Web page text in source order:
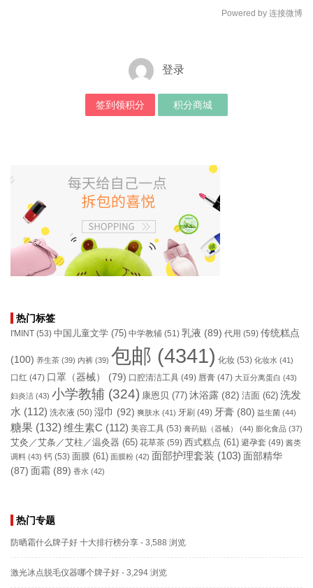
Powered by 连接微博
登录
签到领积分 积分商城
热门标签
I'MINT (53) 中国儿童文学 (75) 中学教辅 (51) 乳液 (89) 代用 (59) 传统糕点
(100) 养生茶 (39) 内裤 (39) 包邮 (4341) 化妆 (53) 化妆水 (41)
口红 (47) 口罩（器械） (79) 口腔清洁工具 (49) 唇膏 (47) 大豆分离蛋白 (43)
妇炎洁 (43) 小学教辅 (324) 康恩贝 (77) 沐浴露 (82) 洁面 (62) 洗发
水 (112) 洗衣液 (50) 湿巾 (92) 爽肤水 (41) 牙刷 (49) 牙膏 (80) 益生菌 (44)
糖果 (132)维生素C (112) 美容工具 (53) 膏药贴（器械） (44) 膨化食品 (37)
艾灸／艾条／艾柱／温灸器 (65) 花草茶 (59) 西式糕点 (61) 避孕套 (49) 酱类
调料 (43) 钙 (53) 面膜 (61) 面膜粉 (42) 面部护理套装 (103) 面部精华
(87) 面霜 (89) 香水 (42)
热门专题
防晒霜什么牌子好 十大排行榜分享 - 3,588 浏览
激光冰点脱毛仪器哪个牌子好 - 3,294 浏览